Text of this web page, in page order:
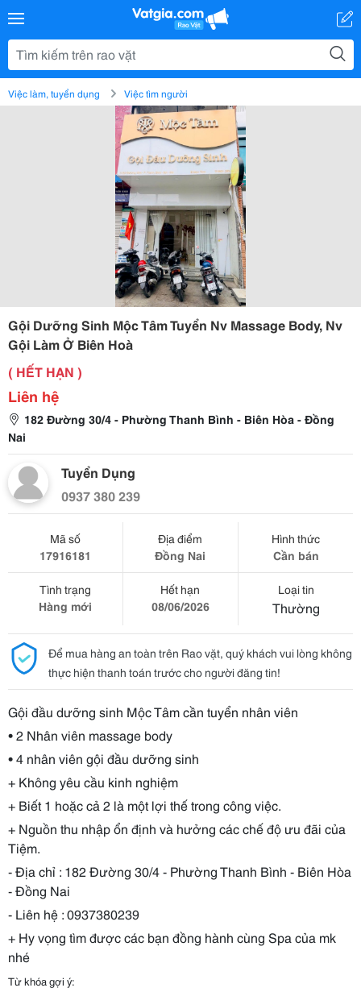
Việc làm, tuyển dụng Việc tìm người
Gội Dưỡng Sinh Mộc Tâm Tuyển Nv Massage Body, Nv
Gội Làm Ở Biên Hoà
( HẾT HẠN )
Liên hệ
182 Đường 30/4 - Phường Thanh Bình - Biên Hòa - Đồng
Nai
Tuyển Dụng
0937 380 239
Mã số
17916181
Địa điểm
Đồng Nai
Hình thức
Cần bán
Tình trạng
Hàng mới
Hết hạn
08/06/2026
Loại tin
Thường
Để mua hàng an toàn trên Rao vặt, quý khách vui lòng không
thực hiện thanh toán trước cho người đăng tin!
Gội đầu dưỡng sinh Mộc Tâm cần tuyển nhân viên
• 2 Nhân viên massage body
• 4 nhân viên gội đầu dưỡng sinh
+ Không yêu cầu kinh nghiệm
+ Biết 1 hoặc cả 2 là một lợi thế trong công việc.
+ Nguồn thu nhập ổn định và hưởng các chế độ ưu đãi của
Tiệm.
- Địa chỉ : 182 Đường 30/4 - Phường Thanh Bình - Biên Hòa
- Đồng Nai
- Liên hệ : 0937380239
+ Hy vọng tìm được các bạn đồng hành cùng Spa của mk
nhé
Từ khóa gợi ý: